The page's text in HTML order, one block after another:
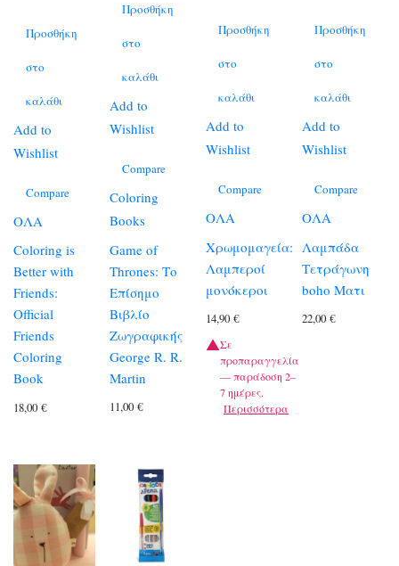
Προσθήκη
στο
καλάθι
Add to
Wishlist
Compare
ΟΛΑ
Coloring is
Better with
Friends:
Official
Friends
Coloring
Book
18,00 €
Προσθήκη
στο
καλάθι
Add to
Wishlist
Compare
Coloring
Books
Game of
Thrones: Το
Επίσημο
Βιβλίο
Ζωγραφικής
George R. R.
Martin
11,00€
Προσθήκη
στο
καλάθι
Add to
Wishlist
Compare
ΟΛΑ
Χρωμομαγεία:
Λαμπεροί
μονόκεροι
14,90€
Σε
προπαραγγελία
— παράδοση 2–
7 ημέρες.
Περισσότερα
Προσθήκη
στο
καλάθι
Add to
Wishlist
Compare
ΟΛΑ
Λαμπάδα
Τετράγωνη
boho Ματι
22,00€